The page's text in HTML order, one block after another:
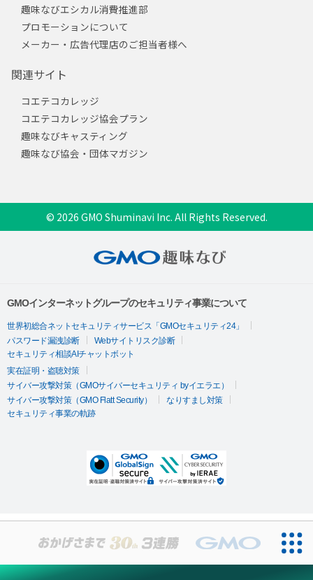
趣味なびエシカル消費推進部
プロモーションについて
メーカー・広告代理店のご担当者様へ
関連サイト
コエテコカレッジ
コエテコカレッジ協会プラン
趣味なびキャスティング
趣味なび協会・団体マガジン
© 2026 GMO Shuminavi Inc. All Rights Reserved.